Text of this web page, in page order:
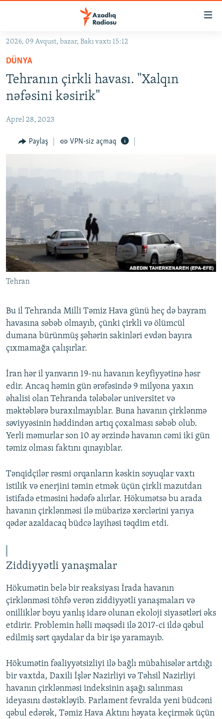
Əsas
qayıt
Əsas
naviqasiyaya
qayıt
Axtarışa
keç
#İZAHLA
KORRUPSIOMETR
FƏRQƏ BAX
QANUNI DOĞRU
MULTIMEDIA
VIDEO
FOTOQALEREYA
İNFOQRAFIKA
KARIKATURA
RADIO ARXIV
OXU ZALI
AZƏRBAYCAN ƏDƏBIYYATI KITABXANASI
İSLAM VƏ DEMOKRATIYA
İZ - MƏDƏNIYYƏT PROQRAMI
HAQQIMIZDA
MISSIYAMIZ
PEŞƏ ETIKASI VƏ JURNALISTIKA STANDARTLARIMIZ
MATERIALLARIMIZDAN ISTIFADƏ
AZADLIQRADIOSU MOBIL TELEFONUNUZDA
XƏBƏR BÜLLETENLƏRIMIZ
BIZI IZLƏ
RFE/RL-in bütün saytları
2026, 09 Avqust, bazar, Bakı vaxtı 15:12
DÜNYA
Tehranın çirkli havası. "Xalqın
nəfəsini kəsirik"
Aprel 28, 2023
Paylaş VPN-siz açmaq
Tehran
Bu il Tehranda Milli Təmiz Hava günü heç də bayram
havasına səbəb olmayıb, çünki çirkli və ölümcül
dumana bürünmüş şəhərin sakinləri evdən bayıra
çıxmamağa çalışırlar.
İran hər il yanvarın 19-nu havanın keyfiyyətinə həsr
edir. Ancaq həmin gün ərəfəsində 9 milyona yaxın
əhalisi olan Tehranda tələbələr universitet və
məktəblərə buraxılmayıblar. Buna havanın çirklənmə
səviyyəsinin həddindən artıq çoxalması səbəb olub.
Yerli məmurlar son 10 ay ərzində havanın cəmi iki gün
təmiz olması faktını qınayıblar.
Tənqidçilər rəsmi orqanların kəskin soyuqlar vaxtı
istilik və enerjini təmin etmək üçün çirkli mazutdan
istifadə etməsini hədəfə alırlar. Hökumətsə bu arada
havanın çirklənməsi ilə mübarizə xərclərini yarıya
qədər azaldacaq büdcə layihəsi təqdim etdi.
Ziddiyyətli yanaşmalar
Hökumətin belə bir reaksiyası İrada havanın
çirklənməsi töhfə verən ziddiyyətli yanaşmaları və
onilliklər boyu yanlış idarə olunan ekoloji siyasətləri əks
etdirir. Problemin həlli məqsədi ilə 2017-ci ildə qəbul
edilmiş sərt qaydalar da bir işə yaramayıb.
Hökumətin fəaliyyətsizliyi ilə bağlı mübahisələr artdığı
bir vaxtda, Daxili İşlər Nazirliyi və Təhsil Nazirliyi
havanın çirklənməsi indeksinin aşağı salınması
ideyasını dəstəkləyib. Parlament fevralda yeni büdcəni
qəbul edərək, Təmiz Hava Aktını həyata keçirmək üçün